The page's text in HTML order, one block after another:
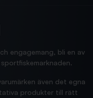
engagemang, bli en av
även det egna
produkter till rätt